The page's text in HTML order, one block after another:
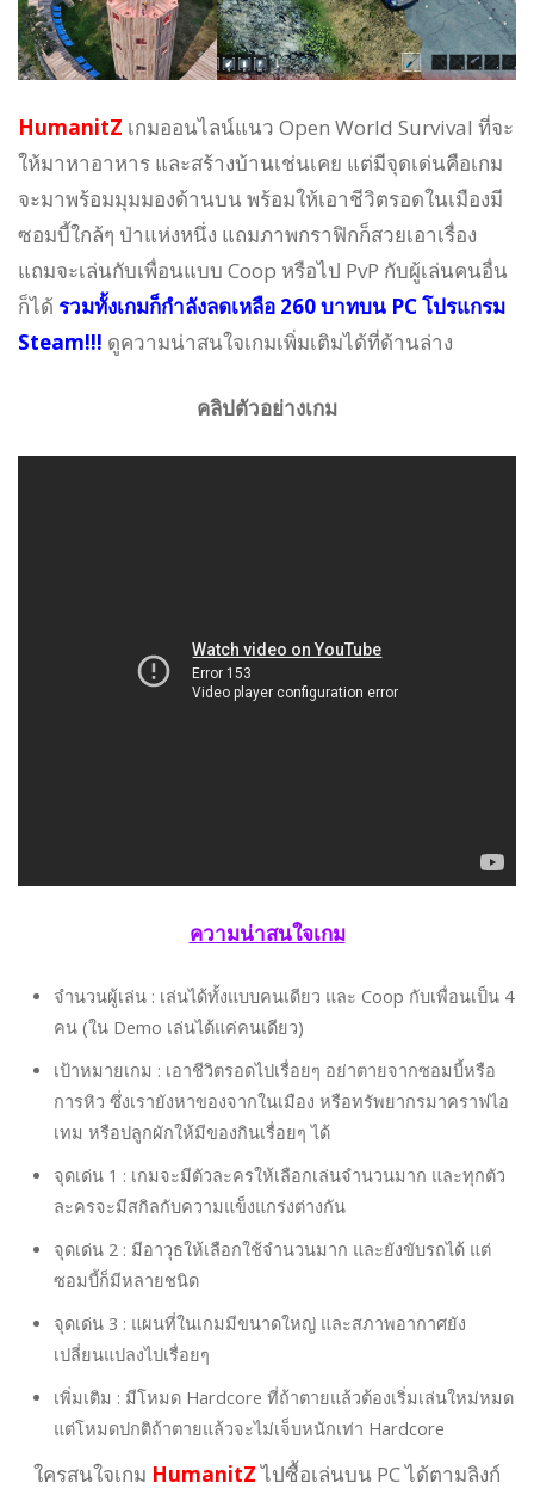
HumanitZ เกมออนไลน์แนว Open World Survival ที่จะ
ให้มาหาอาหาร และสร้างบ้านเช่นเคย แต่มีจุดเด่นคือเกม
จะมาพร้อมมุมมองด้านบน พร้อมให้เอาชีวิตรอดในเมืองมี
ซอมบี้ใกล้ๆ ป่าแห่งหนึ่ง แถมภาพกราฟิกก็สวยเอาเรื่อง
แถมจะเล่นกับเพื่อนแบบ Coop หรือไป PvP กับผู้เล่นคนอื่น
ก็ได้ รวมทั้งเกมก็กำลังลดเหลือ 260 บาทบน PC โปรแกรม
Steam!!! ดูความน่าสนใจเกมเพิ่มเติมได้ที่ด้านล่าง
คลิปตัวอย่างเกม
ความน่าสนใจเกม
จำนวนผู้เล่น : เล่นได้ทั้งแบบคนเดียว และ Coop กับเพื่อนเป็น 4
คน (ใน Demo เล่นได้แค่คนเดียว)
เป้าหมายเกม : เอาชีวิตรอดไปเรื่อยๆ อย่าตายจากซอมบี้หรือ
การหิว ซึ่งเรายังหาของจากในเมือง หรือทรัพยากรมาคราฟไอ
เทม หรือปลูกผักให้มีของกินเรื่อยๆ ได้
จุดเด่น 1 : เกมจะมีตัวละครให้เลือกเล่นจำนวนมาก และทุกตัว
ละครจะมีสกิลกับความแข็งแกร่งต่างกัน
จุดเด่น 2 : มีอาวุธให้เลือกใช้จำนวนมาก และยังขับรถได้ แต่
ซอมบี้ก็มีหลายชนิด
จุดเด่น 3 : แผนที่ในเกมมีขนาดใหญ่ และสภาพอากาศยัง
เปลี่ยนแปลงไปเรื่อยๆ
เพิ่มเติม : มีโหมด Hardcore ที่ถ้าตายแล้วต้องเริ่มเล่นใหม่หมด
แต่โหมดปกติถ้าตายแล้วจะไม่เจ็บหนักเท่า Hardcore
ใครสนใจเกม HumanitZไปซื้อเล่นบน PC ได้ตามลิงก์